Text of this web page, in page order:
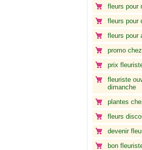
fleurs pour
fleurs pour
fleurs pour
promo
prix
fleuriste
dimanche
plantes
fleurs
devenir
bon